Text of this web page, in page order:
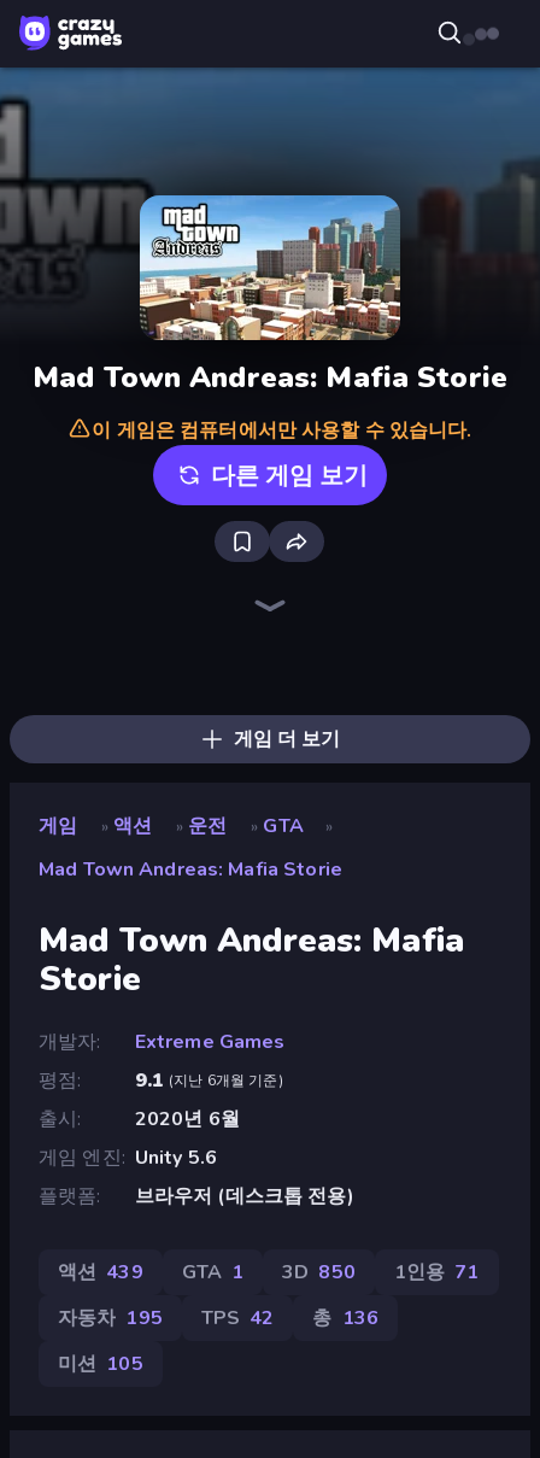
Mad Town Andreas: Mafia Storie
이 게임은 컴퓨터에서만 사용할 수 있습니다.
다른 게임 보기
게임 더 보기
게임 » 액션 » 운전 » GTA »
Mad Town Andreas: Mafia Storie
Mad Town Andreas: Mafia
Storie
개발자
Extreme Games
평점
9.1 (지난 6개월 기준)
출시
2020년 6월
게임 엔진
Unity 5.6
플랫폼
브라우저 (데스크톱 전용)
액션 439 GTA 1 3D 850 1인용 71
자동차 195 TPS 42 총 136
미션 105